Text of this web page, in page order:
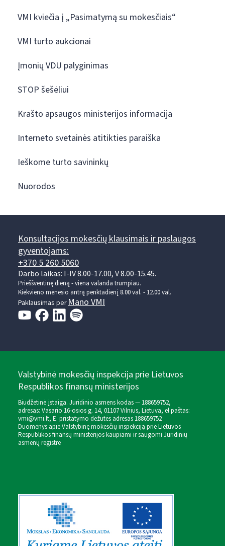
VMI kviečia į „Pasimatymą su mokesčiais“
VMI turto aukcionai
Įmonių VDU palyginimas
STOP šešėliui
Krašto apsaugos ministerijos informacija
Interneto svetainės atitikties paraiška
Ieškome turto savininkų
Nuorodos
Konsultacijos mokesčių klausimais ir paslaugos
gyventojams:
+370 5 260 5060
Darbo laikas: I-IV 8.00-17.00, V 8.00-15.45.
Prieššventinę dieną - viena valanda trumpiau.
Kiekvieno mėnesio antrą penktadienį 8.00 val. - 12.00 val.
Paklausimas perMano VMI
Valstybinė mokesčių inspekcija prie Lietuvos
Respublikos finansų ministerijos
Biudžetinė įstaiga. Juridinio asmens kodas — 188659752,
adresas: Vasario 16-osios g. 14, 01107 Vilnius, Lietuva, el.paštas:
vmi@vmi.lt, E. pristatymo dėžutės adresas 188659752
Duomenys apie Valstybinę mokesčių inspekciją prie Lietuvos
Respublikos finansų ministerijos kaupiami ir saugomi Juridinių
asmenų registre